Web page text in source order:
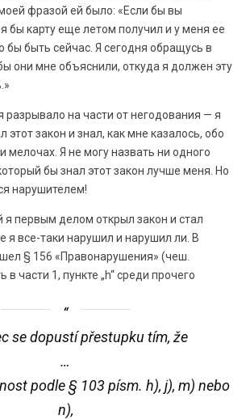
фразой ей было: «Если бы вы
бы карту еще летом получил и у меня ее
бы быть сейчас. Я сегодня обращусь в
они мне объяснили, откуда я должен эту
разрывало на части от негодования — я
этот закон и знал, как мне казалось, обо
мелочах. Я не могу назвать ни одного
бы знал этот закон лучше меня. Но
нарушителем!
первым делом открыл закон и стал
я все-таки нарушил и нарушил ли. В
§ 156 «Правонарушения» (чеш.
в части 1, пункте „h“ среди прочего
se dopustí přestupku tím, že
…
podle § 103 písm. h), j), m) nebo
n),